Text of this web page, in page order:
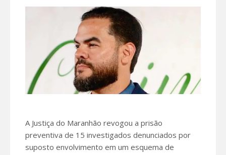
A Justiça do Maranhão revogou a prisão
preventiva de 15 investigados denunciados por
suposto envolvimento em um esquema de